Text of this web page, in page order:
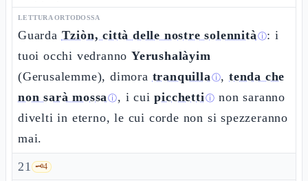
LETTURA ORTODOSSA
Guarda Tziòn, città delle nostre solennitàⓘ: i
tuoi occhi vedrannoYerushalàyim
(Gerusalemme), dimora tranquillaⓘ,tenda che
non sarà mossaⓘ, i cuipicchettiⓘ non saranno
divelti in eterno, le cui corde non si spezzeranno
mai.
21 🗝️4